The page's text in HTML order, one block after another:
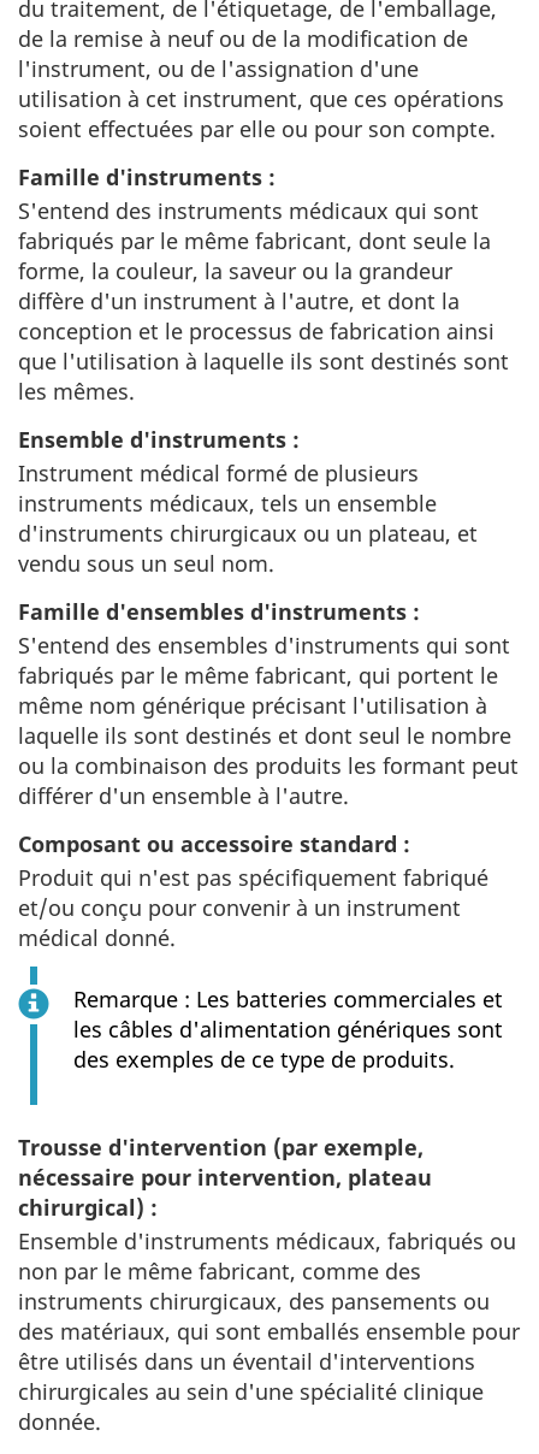
du traitement, de l'étiquetage, de l'emballage,
de la remise à neuf ou de la modification de
l'instrument, ou de l'assignation d'une
utilisation à cet instrument, que ces opérations
soient effectuées par elle ou pour son compte.
Famille d'instruments :
S'entend des instruments médicaux qui sont
fabriqués par le même fabricant, dont seule la
forme, la couleur, la saveur ou la grandeur
diffère d'un instrument à l'autre, et dont la
conception et le processus de fabrication ainsi
que l'utilisation à laquelle ils sont destinés sont
les mêmes.
Ensemble d'instruments :
Instrument médical formé de plusieurs
instruments médicaux, tels un ensemble
d'instruments chirurgicaux ou un plateau, et
vendu sous un seul nom.
Famille d'ensembles d'instruments :
S'entend des ensembles d'instruments qui sont
fabriqués par le même fabricant, qui portent le
même nom générique précisant l'utilisation à
laquelle ils sont destinés et dont seul le nombre
ou la combinaison des produits les formant peut
différer d'un ensemble à l'autre.
Composant ou accessoire standard :
Produit qui n'est pas spécifiquement fabriqué
et/ou conçu pour convenir à un instrument
médical donné.
Remarque : Les batteries commerciales et
les câbles d'alimentation génériques sont
des exemples de ce type de produits.
Trousse d'intervention (par exemple,
nécessaire pour intervention, plateau
chirurgical) :
Ensemble d'instruments médicaux, fabriqués ou
non par le même fabricant, comme des
instruments chirurgicaux, des pansements ou
des matériaux, qui sont emballés ensemble pour
être utilisés dans un éventail d'interventions
chirurgicales au sein d'une spécialité clinique
donnée.